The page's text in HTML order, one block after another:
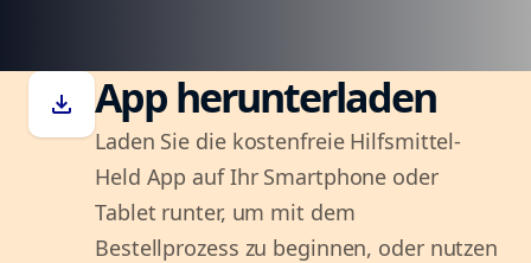
download App herunterladen
Laden Sie die kostenfreie Hilfsmittel-
Held App auf Ihr Smartphone oder
Tablet runter, um mit dem
Bestellprozess zu beginnen, oder nutzen